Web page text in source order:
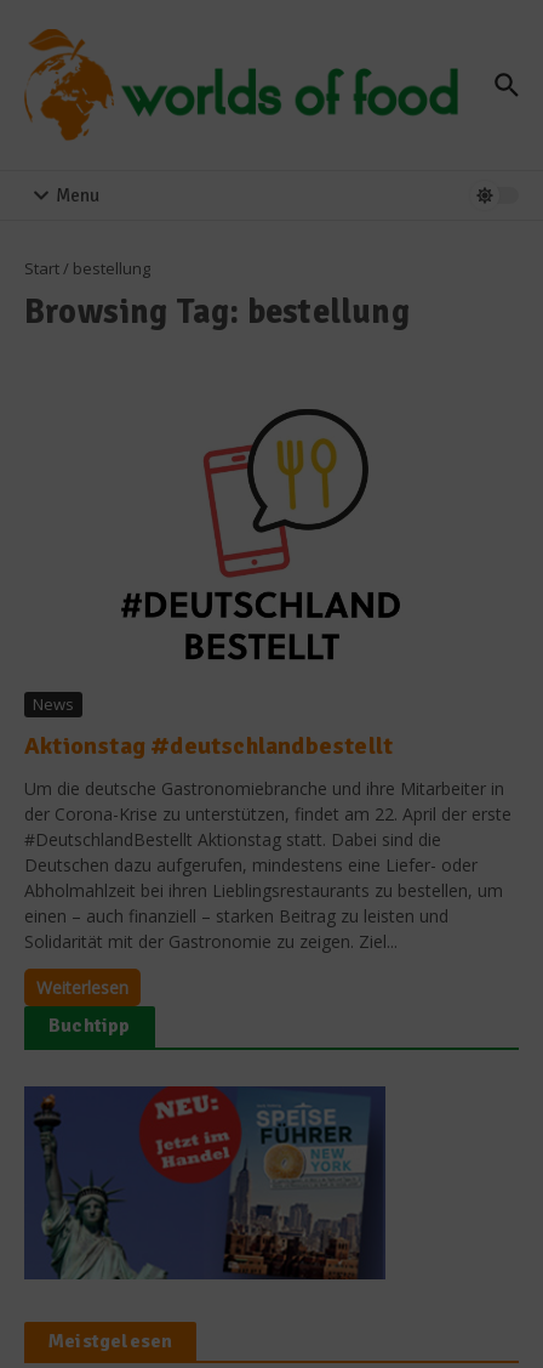
Menu
Start/ bestellung
Browsing Tag: bestellung
News
Aktionstag #deutschlandbestellt
Um die deutsche Gastronomiebranche und ihre Mitarbeiter in
der Corona-Krise zu unterstützen, findet am 22. April der erste
#DeutschlandBestellt Aktionstag statt. Dabei sind die
Deutschen dazu aufgerufen, mindestens eine Liefer- oder
Abholmahlzeit bei ihren Lieblingsrestaurants zu bestellen, um
einen – auch finanziell – starken Beitrag zu leisten und
Solidarität mit der Gastronomie zu zeigen. Ziel...
Weiterlesen
Buchtipp
Meistgelesen